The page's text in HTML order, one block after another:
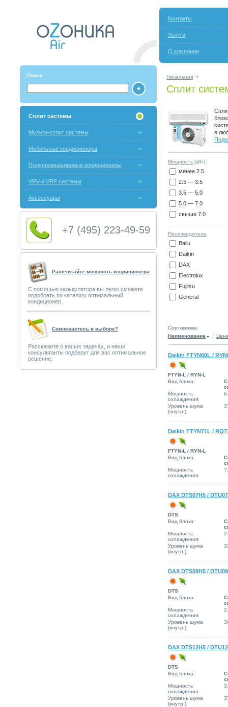
Контакты
Услуги
О компании
Поиск: Начальная
Сплит
Сплит системы
Мульти-сплит системы
Мобильные кондиционеры
Полупромышленные кондиционеры
VRV и VRF системы
Аксессуары
+7 (495) 223-49-59
Рассчитайте мощность кондиционера
С помощью калькулятора вы легко сможете
подобрать по каталогу оптимальный
кондиционер.
Сомневаетесь в выборе?
Расскажите о ваших задачах, и наши
консультанты подберут для вас оптимальное
решение.
в
Мощность [кВт]:
менее 2.5
2.5 — 3.5
3.5 — 5.0
5.0 — 7.0
свыше 7.0
Производитель:
Ballu
Daikin
DAX
Electrolux
Fujitsu
General
Сортировка:
Наименование
|
Daikin FTYN60L /
FTYN-L / RYN-L
Вид блока:
Мощность
охлаждения:
Уровень шума
(внутр.):
Daikin FTYN71L /
FTYN-L / RYN-L
Вид блока:
Мощность
охлаждения:
DAX DTS07H5 /
DTS
Вид блока:
Мощность
охлаждения:
Уровень шума
(внутр.):
DAX DTS09H5 /
DTS
Вид блока:
Мощность
охлаждения:
Уровень шума
(внутр.):
DAX DTS12H5 /
DTS
Вид блока:
Мощность
охлаждения:
Уровень шума
(внутр.):